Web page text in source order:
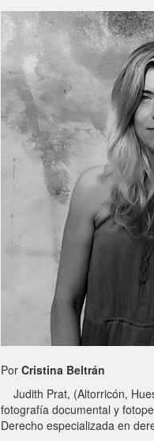
PorCristina Beltrán
Judith Prat, (Altorricón,
fotografía documental y
Derecho especializada en